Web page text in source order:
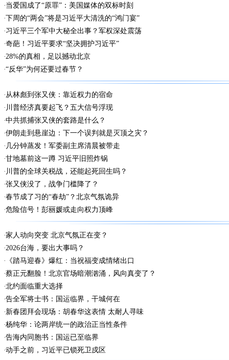
当爱国成了“原罪”：美国媒体的双标时刻
下周的“两会”将是习近平大清洗的“鸿门宴”
习近平三个军中大秘全出事？军权深处震荡
奇葩！习近平要求“坚决拥护习近平”
28%的真相，足以撼动北京
“反华”为何还要过春节？
从林彪到张又侠：靠近权力的宿命
川普经济真要起飞？五大信号浮现
中共抓捕张又侠的套路是什么？
伊朗走到悬崖边：下一个误判就是灭顶之灾？
几分钟蒸发！军委副主席清晨被带走
甘地墓前这一蹲 习近平旧照炸锅
川普的全球关税战，还能起死回生吗？
张又侠没了，战争门槛降了？
春节成了习的“春劫”？北京气氛诡异
危险信号！彭丽媛或走向权力顶峰
家人动向突变 北京气氛正在变？
2026台海，要出大事吗？
《踏马迎春》爆红：当祝福变成情绪出口
蔡正元翻脸！北京官场暗潮汹涌，风向真变了？
北约面临重大选择
告全军将士书：国运临界，干城何在
新春团拜会现场：胡春华这表情 太耐人寻味
杨纯华：论两岸统一的政治正当性条件
告海内同胞书：国运已至临界
动手之前，习近平已锁死卫戍区